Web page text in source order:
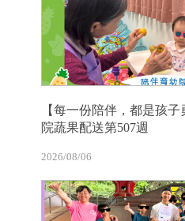
【每一份陪伴，都是孩
院蔬果配送第507週
2026/08/06